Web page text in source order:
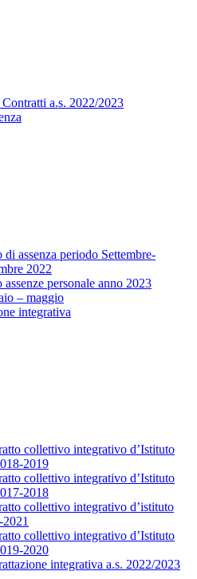
a.s. 2022/2023
di assenza periodo Settembre-
2022
assenze personale anno 2023
– maggio
integrativa
collettivo integrativo d’Istituto
2019
collettivo integrativo d’Istituto
2018
collettivo integrativo d’istituto
collettivo integrativo d’Istituto
2020
integrativa a.s. 2022/2023